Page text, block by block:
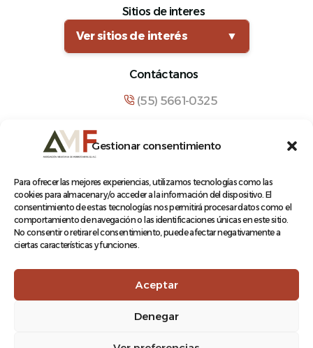
Gestionar consentimiento
Para ofrecer las mejores experiencias, utilizamos tecnologías como las
cookies para almacenar y/o acceder a la información del dispositivo. El
consentimiento de estas tecnologías nos permitirá procesar datos como el
comportamiento de navegación o las identificaciones únicas en este sitio.
No consentir o retirar el consentimiento, puede afectar negativamente a
ciertas características y funciones.
Aceptar
Denegar
Sitios de interes
Ver sitios de interés
▼
Contáctanos
(55) 5661-0325
Manuel María Contreras 133, Cuauhtémoc,